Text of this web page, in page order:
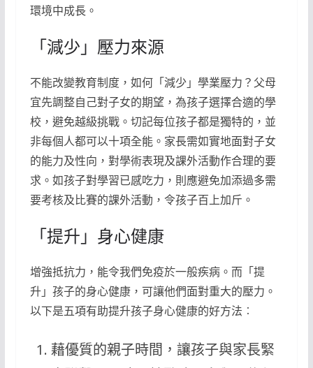
環境中成長。
「減少」壓力來源
不能改變教育制度，如何「減少」學業壓力？父母
宜先調整自己對子女的期望，為孩子選擇合適的學
校，避免越級挑戰。切記每位孩子都是獨特的，並
非每個人都可以十項全能。家長需如實地面對子女
的能力及性向，對學術表現及課外活動作合理的要
求。如孩子對學習已感吃力，則應避免加添過多需
要考核及比賽的課外活動，令孩子百上加斤。
「提升」身心健康
增強抵抗力，能令我們免疫於一般疾病。而「提
升」孩子的身心健康，可讓他們面對重大的壓力。
以下是五項有助提升孩子身心健康的好方法︰
藉優質的親子時間，讓孩子與家長緊